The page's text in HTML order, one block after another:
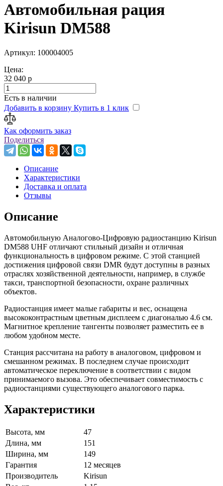
Автомобильная рация
Kirisun DM588
Артикул: 100004005
Цена:
32 040 р
Есть в наличии
Добавить в корзину Купить в 1 клик
Как оформить заказ
Поделиться
Описание
Характеристики
Доставка и оплата
Отзывы
Описание
Автомобильную Аналогово-Цифровую радиостанцию Kirisun
DM588 UHF отличают стильный дизайн и отличная
функциональность в цифровом режиме. С этой станцией
достижения цифровой связи DMR будут доступны в разных
отраслях хозяйственной деятельности, например, в службе
такси, транспортной безопасности, охране различных
объектов.
Радиостанция имеет малые габариты и вес, оснащена
высококонтрастным цветным дисплеем с диагональю 4.6 см.
Магнитное крепление тангенты позволяет разместить ее в
любом удобном месте.
Станция рассчитана на работу в аналоговом, цифровом и
смешанном режимах. В последнем случае происходит
автоматическое переключение в соответствии с видом
принимаемого вызова. Это обеспечивает совместимость с
радиостанциями существующего аналогового парка.
Характеристики
Высота, мм
47
Длина, мм
151
Ширина, мм
149
Гарантия
12 месяцев
Производитель
Kirisun